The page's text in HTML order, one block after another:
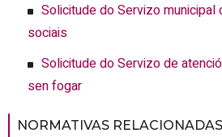
Solicitude do Servizo municipal
sociais
Solicitude do Servizo de
sen fogar
NORMATIVAS RELACIONADAS